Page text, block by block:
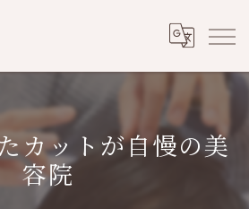
カットが自慢の美
容院